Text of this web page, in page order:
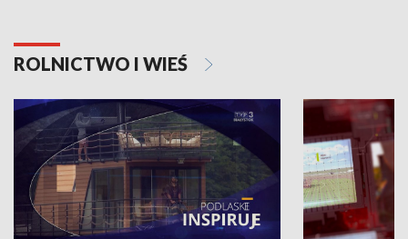
ROLNICTWO I WIEŚ